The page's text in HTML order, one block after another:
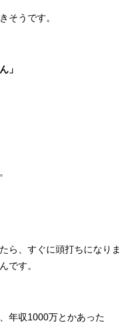
そうです。
」
ら、すぐに頭打ちになりま
です。
年収1000万とかあった